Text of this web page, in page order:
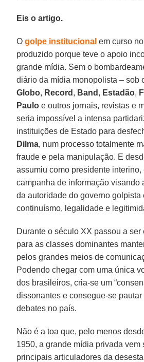
Eis o artigo.
Ogolpe institucional em curso
produzido porque teve o apoio
grande mídia. Sem o
diário da mídia monopolista – sob
Globo, Record , Band , Estadão,
Paulo e outros jornais, revistas e
seria impossível a intensa
instituições de Estado para
Dilma, num processo totalmente
fraude e pela manipulação. E
assumiu como presidente interino,
campanha de informação visando
da autoridade do governo golpista
continuísmo, legalidade e
Durante o século XX passou a ser
para as classes dominantes
pelos grandes meios de
Podendo chegar com uma única
dos brasileiros, cria-se um
dissonantes e consegue-se
debates no país.
Não é a toa que, pelo menos
1950, a grande mídia privada vem
principais articuladores da